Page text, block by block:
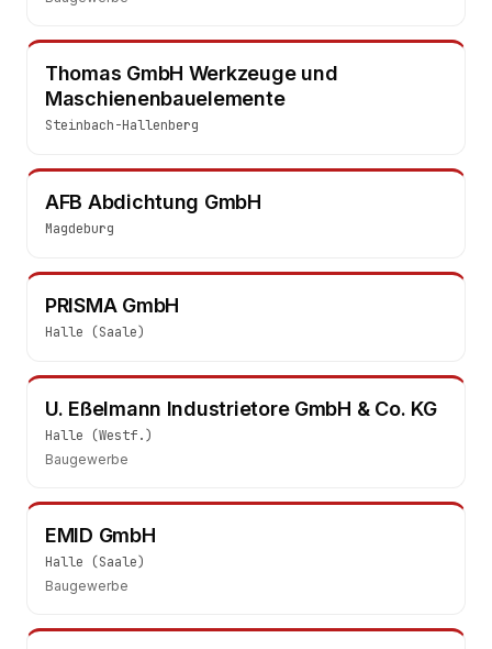
Thomas GmbH Werkzeuge und
Maschienenbauelemente
Steinbach-Hallenberg
AFB Abdichtung GmbH
Magdeburg
PRISMA GmbH
Halle (Saale)
U. Eßelmann Industrietore GmbH & Co. KG
Halle (Westf.)
Baugewerbe
EMID GmbH
Halle (Saale)
Baugewerbe